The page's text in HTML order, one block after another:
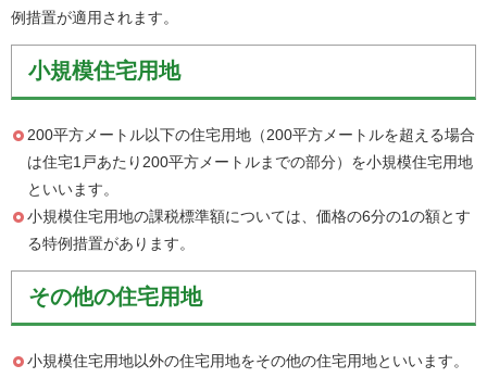
例措置が適用されます。
小規模住宅用地
200平方メートル以下の住宅用地（200平方メートルを超える場合
は住宅1戸あたり200平方メートルまでの部分）を小規模住宅用地
といいます。
小規模住宅用地の課税標準額については、価格の6分の1の額とす
る特例措置があります。
その他の住宅用地
小規模住宅用地以外の住宅用地をその他の住宅用地といいます。